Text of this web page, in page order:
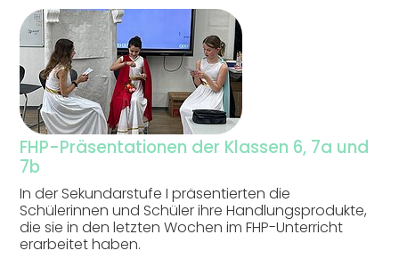
FHP-Präsentationen der Klassen 6, 7a und
7b
In der Sekundarstufe I präsentierten die
Schülerinnen und Schüler ihre Handlungsprodukte,
die sie in den letzten Wochen im FHP-Unterricht
erarbeitet haben.